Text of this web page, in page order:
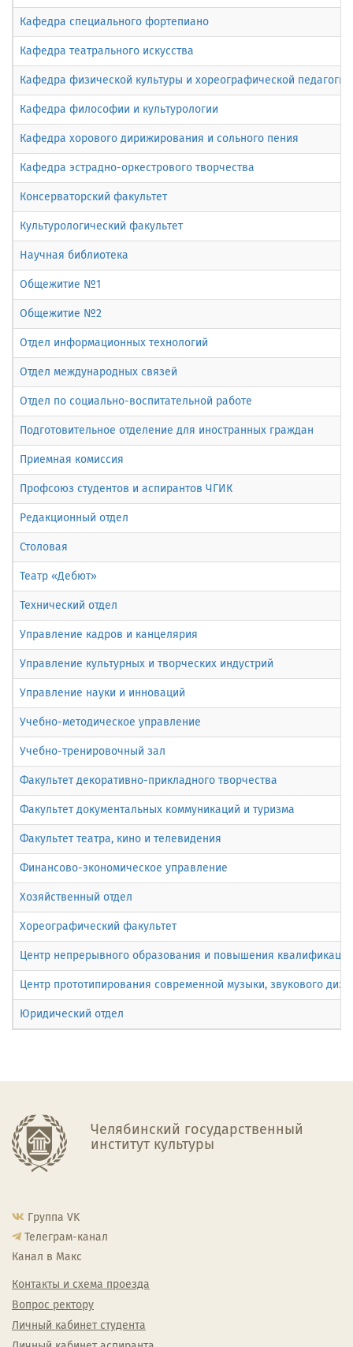
Кафедра специального фортепиано
Кафедра театрального искусства
Кафедра физической культуры и хореографической
Кафедра философии и культурологии
Кафедра хорового дирижирования и сольного пения
Кафедра эстрадно-оркестрового творчества
Консерваторский факультет
Культурологический факультет
Научная библиотека
Общежитие №1
Общежитие №2
Отдел информационных технологий
Отдел международных связей
Отдел по социально-воспитательной работе
Подготовительное отделение для иностранных граждан
Приемная комиссия
Профсоюз студентов и аспирантов ЧГИК
Редакционный отдел
Столовая
Театр «Дебют»
Технический отдел
Управление кадров и канцелярия
Управление культурных и творческих индустрий
Управление науки и инноваций
Учебно-методическое управление
Учебно-тренировочный зал
Факультет декоративно-прикладного творчества
Факультет документальных коммуникаций и туризма
Факультет театра, кино и телевидения
Финансово-экономическое управление
Хозяйственный отдел
Хореографический факультет
Центр непрерывного образования и повышения
Центр прототипирования современной музыки, звукового
Юридический отдел
Челябинский государственный
институт культуры
Группа VK
Телеграм-канал
Канал в Макс
Контакты и схема проезда
Вопрос ректору
Личный кабинет студента